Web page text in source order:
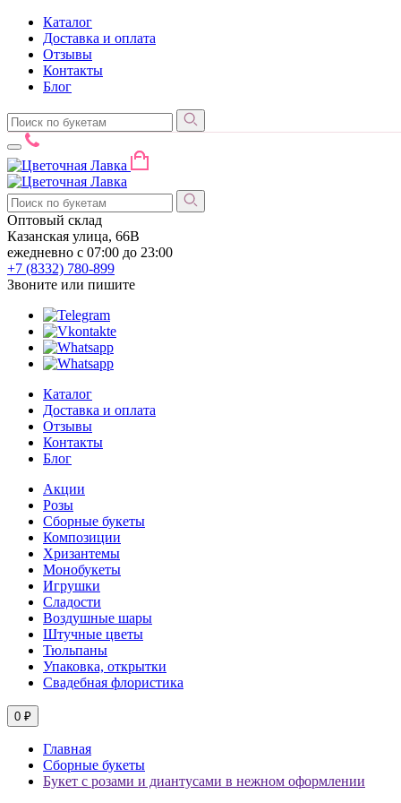
Каталог
Доставка и оплата
Отзывы
Контакты
Блог
Оптовый склад
Казанская улица, 66В
ежедневно с 07:00 до 23:00
+7 (8332) 780-899
Звоните или пишите
Каталог
Доставка и оплата
Отзывы
Контакты
Блог
Акции
Розы
Сборные букеты
Композиции
Хризантемы
Монобукеты
Игрушки
Сладости
Воздушные шары
Штучные цветы
Тюльпаны
Упаковка, открытки
Свадебная флористика
0 ₽
Главная
Сборные букеты
Букет с розами и диантусами в нежном оформлении